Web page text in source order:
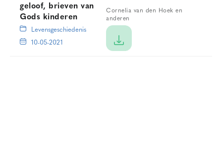
geloof, brieven van
Gods kinderen
Cornelia van den Hoek en
anderen
Levensgeschiedenis
10-05-2021